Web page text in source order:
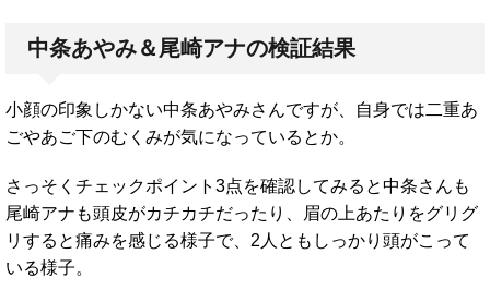
中条あやみ＆尾崎アナの検証結果
小顔の印象しかない中条あやみさんですが、自身では二重あ
ごやあご下のむくみが気になっているとか。
さっそくチェックポイント3点を確認してみると中条さんも
尾崎アナも頭皮がカチカチだったり、眉の上あたりをグリグ
リすると痛みを感じる様子で、2人ともしっかり頭がこって
いる様子。